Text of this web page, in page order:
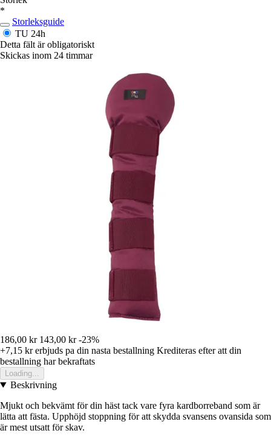
*
Storleksguide
TU 24h
Detta fält är obligatoriskt
Skickas inom 24 timmar
186,00 kr 143,00 kr -23%
+7,15 krerbjuds pa din nasta bestallning Krediteras efter att din
bestallning har bekraftats
Loading...
Beskrivning
Mjukt och bekvämt för din häst tack vare fyra kardborreband som är
lätta att fästa. Upphöjd stoppning för att skydda svansens ovansida som
är mest utsatt för skav.